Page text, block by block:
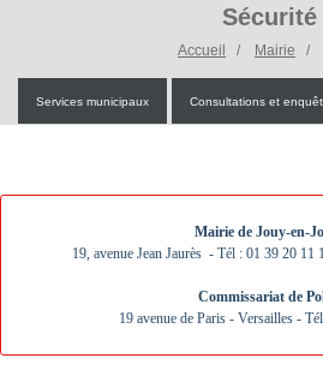
Sécurité
Accueil Mairie
Services municipaux Consultations et
Mairie de Jouy-en-
19, avenue Jean Jaurès - Tél : 01 39 20 11
Commissariat de
19 avenue de Paris - Versailles -